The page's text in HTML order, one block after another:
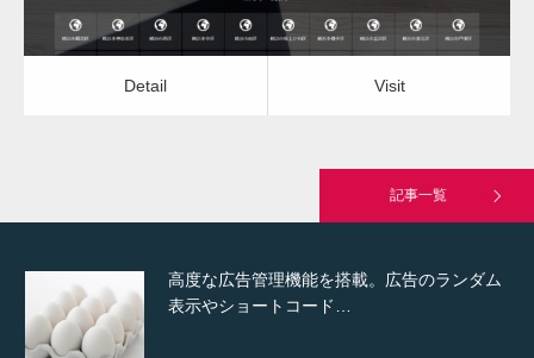
Detail Visit
記事一覧
高度な広告管理機能を搭載。広告のランダム
表示やショートコード…